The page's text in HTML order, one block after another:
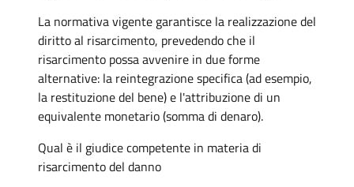
La normativa vigente garantisce la realizzazione del
diritto al risarcimento, prevedendo che il
risarcimento possa avvenire in due forme
alternative: la reintegrazione specifica (ad esempio,
la restituzione del bene) e l'attribuzione di un
equivalente monetario (somma di denaro).
Qual è il giudice competente in materia di
risarcimento del danno